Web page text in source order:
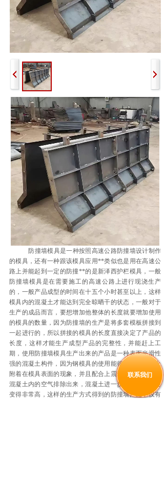
防撞墙模具是一种按照高速公路防撞墙设计制作
的模具，还有一种跟该模具应用**类似也是用在高速公
路上并能起到一定的防撞**的是新泽西护栏模具，一般
防撞墙模具是在需要施工的高速公路上进行现浇生产
的，一般产品成型的时间在十五个小时甚至以上，这样
模具内的混凝土才能达到完全晾晒干的状态，一般对于
生产的成品而言，要想增加他整体的长度就要增加使用
的模具的数量，因为防撞墙的生产是将多套模板拼接到
一起进行的，所以拼接的模具的长度直接决定了产品的
长度，这样才能生产成型产品的完整性，并能赶上工
期，使用防撞墙模具生产出来的产品是一种表面光滑性
强的混凝土构件，因为钢模具的使用能很好减少混凝土
附着在模具表面的现象，并且配合上震动棒的使用，将
混凝土内的空气排除出来，混凝土进一步沉淀后密度会
变得非常高，这样的生产方式得到的防撞墙产品不仅有
联系我们